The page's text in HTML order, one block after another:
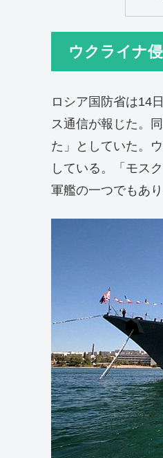
ウクライナ
ロシア国防省は14
ス通信が報じた。
た」としていた。
している。「モス
軍艦の一つでもあ